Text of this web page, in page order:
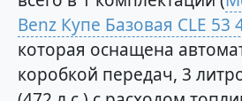
Benz Купе Базовая CLE 53
которая оснащена
коробкой передач, 3